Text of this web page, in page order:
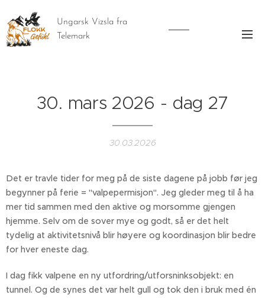
Ungarsk Vizsla fra
Telemark
30. mars 2026 - dag 27
30.03.2026
Det er travle tider for meg på de siste dagene på jobb før jeg
begynner på ferie = "valpepermisjon". Jeg gleder meg til å ha
mer tid sammen med den aktive og morsomme gjengen
hjemme. Selv om de sover mye og godt, så er det helt
tydelig at aktivitetsnivå blir høyere og koordinasjon blir bedre
for hver eneste dag.
I dag fikk valpene en ny utfordring/utforsninksobjekt: en
tunnel. Og de synes det var helt gull og tok den i bruk med én